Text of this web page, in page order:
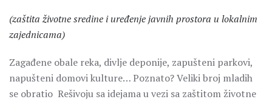
(zaštita životne sredine i uređenje javnih prostora u lokalnim
zajednicama)
Zagađene obale reka, divlje deponije, zapušteni parkovi,
napušteni domovi kulture… Poznato? Veliki broj mladih
se obratio Rešivoju sa idejama u vezi sa zaštitom životne